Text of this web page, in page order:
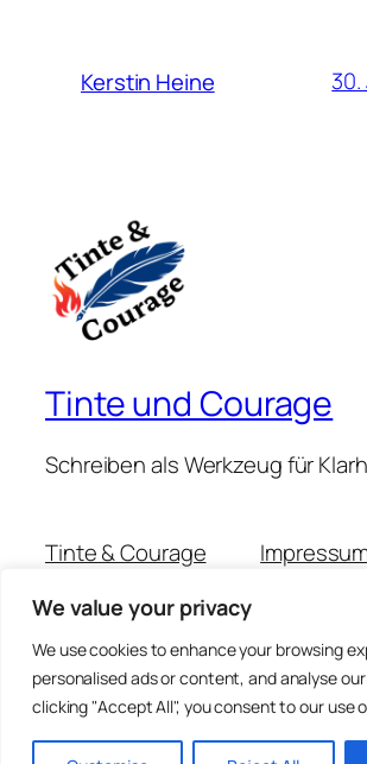
We value your privacy
We use cookies to enhance your browsing
personalised ads or content, and analyse
clicking "Accept All", you consent to our use
Kerstin Heine
Tinte und Courage
Schreiben als Werkzeug für
Tinte & Courage
Claudia Scheidemann
Podcast-Folgen
Twenty Twenty-Five